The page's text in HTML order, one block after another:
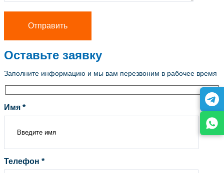
Оставьте заявку
Заполните информацию и мы вам перезвоним в рабочее время
Имя *
Телефон *